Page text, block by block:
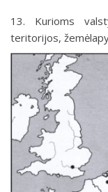
13. Kurioms
teritorijos,